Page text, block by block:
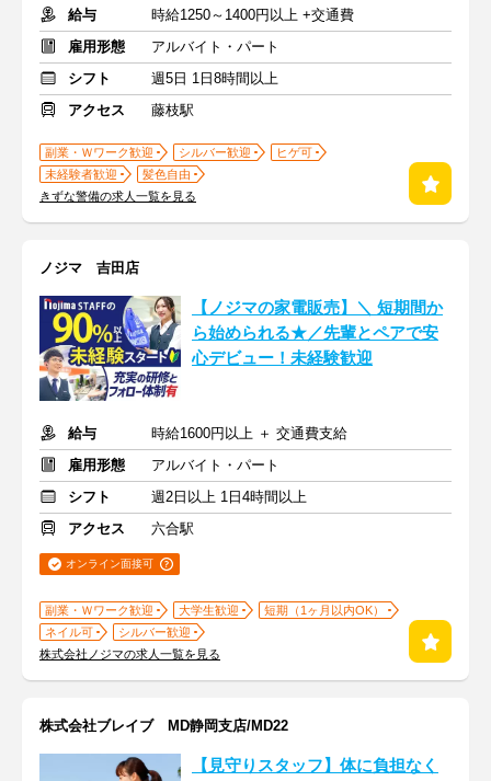
給与
時給1250～1400円以上 +交通費
雇用形態
アルバイト・パート
シフト
週5日 1日8時間以上
アクセス
藤枝駅
副業・Ｗワーク歓迎 シルバー歓迎
ヒゲ可
未経験者歓迎
髪色自由
きずな警備の求人一覧を見る
ノジマ 吉田店
【ノジマの家電販売】＼ 短期間か
ら始められる★／先輩とペアで安
心デビュー！未経験歓迎
給与
時給1600円以上 ＋ 交通費支給
雇用形態
アルバイト・パート
シフト
週2日以上 1日4時間以上
アクセス
六合駅
オンライン面接可
副業・Ｗワーク歓迎 大学生歓迎
短期（1ヶ月以内OK）
ネイル可
シルバー歓迎
株式会社ノジマの求人一覧を見る
株式会社ブレイブ MD静岡支店/MD22
【見守りスタッフ】体に負担なく